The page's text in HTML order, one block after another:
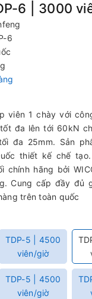
6 | 3000
6
viên 1 chày với
đa lên tới 60kN
đa 25mm. Sản
thiết kế chế
chính hãng bởi
Cung cấp đầy đủ
trên toàn quốc
TDP-5 | 4500
viên/giờ
TDP-5 | 4500
viên/giờ